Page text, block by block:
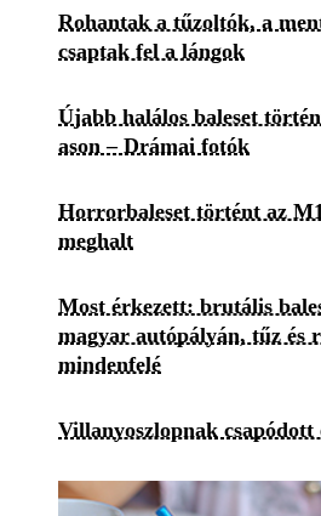
Rohantak a tűzoltók, a
csaptak fel a lángok
Újabb halálos baleset
ason – Drámai fotók
Horrorbaleset történt az
meghalt
Most érkezett: brutális
magyar autópályán, tűz és
mindenfelé
Villanyoszlopnak csapódott